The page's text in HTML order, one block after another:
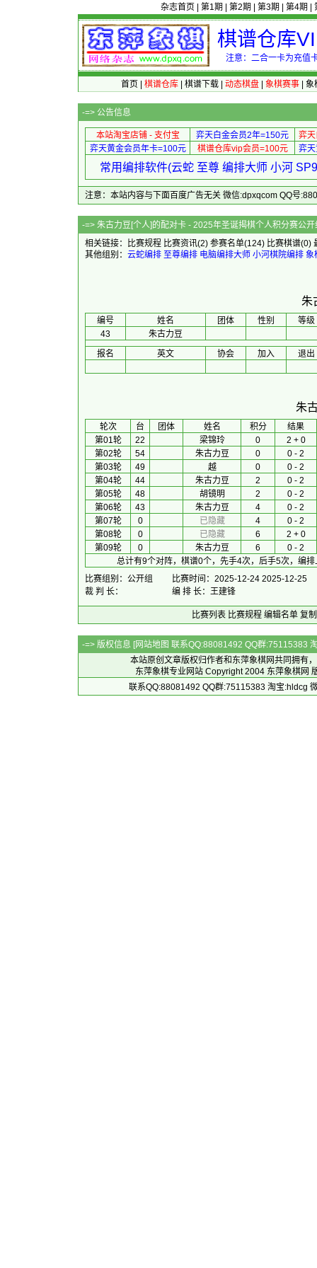
杂志首页 第1期 第2期 第3期 第4期
棋谱仓库
注意：二合一卡为充值
首页 棋谱仓库| 棋谱下载| 动态棋盘| 象棋赛事| 象
-=> 公告信息
本站淘宝店铺 - 支付宝 弈天白金会员2年=150元
弈
弈天黄金会员年卡=100元
棋谱仓库vip会员=100元 弈
常用编排软件(云蛇 至尊 编排大师 小河
注意：本站内容与下面百度广告无关 微信:dpxqcom QQ号
-=> 朱古力豆[个人]的配对卡 - 2025
相关链接：
比赛规程 比赛资讯(2) 参赛名单(124) 比赛棋谱(0)
其他组别： 云蛇编排 至尊编排 电脑编排大师 小河棋院编排 象
朱
编号 姓名 团体 性别
等级
43
朱古力豆
报名
英文 协会 加入 退出
朱
轮次 台 团体 姓名 积分
结果
第01轮
22 梁锦玲 0
2 + 0
第02轮
54 朱古力豆 0
0 - 2
第03轮
49 越 0
0 - 2
第04轮
44 朱古力豆 2
0 - 2
第05轮
48 胡镜明 2
0 - 2
第06轮
43 朱古力豆 4
0 - 2
第07轮
0 已隐藏 4
0 - 2
第08轮
0 已隐藏 6
2 + 0
第09轮
0 朱古力豆 6
0 - 2
总计有9个对阵，棋谱0个，先手4次，后手5次，编
比赛组别：公开组
比赛时间：2025-12-24 2025-12-25
裁 判 长：
编 排 长：王建锋
比赛列表 比赛规程 编辑名单 复
-=> 版权信息 [网站地图 联系QQ:88081492 QQ群:75115383
本站原创文章版权归作者和 东萍象棋网共同拥有
东萍象棋专业网站 Copyright 2004 东萍象棋网
联系QQ:88081492 QQ群:75115383 淘宝:hldcg